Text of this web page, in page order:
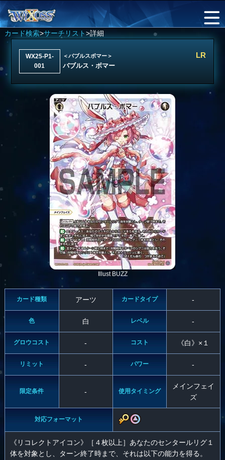
カード検索>サーチリスト>詳細
WX25-P1-
001
＜バブルスボマー＞
バブルス・ボマー
LR
Illust BUZZ
カード種類 アーツ カードタイプ -
色 白 レベル -
グロウコスト - コスト 《白》×１
リミット - パワー -
限定条件 - 使用タイミング
メインフェイ
ズ
対応フォーマット
《リコレクトアイコン》［４枚以上］あなたのセンタールリグ１
体を対象とし、ターン終了時まで、それは以下の能力を得る。